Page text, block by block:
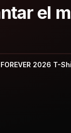
el
FOREVER 2026 T-